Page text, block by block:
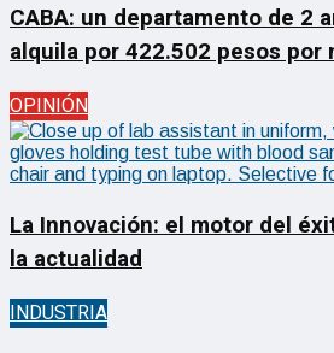
CABA: un departamento de 2
alquila por 422.502 pesos por
OPINIÓN
La Innovación: el motor del
la actualidad
INDUSTRIA